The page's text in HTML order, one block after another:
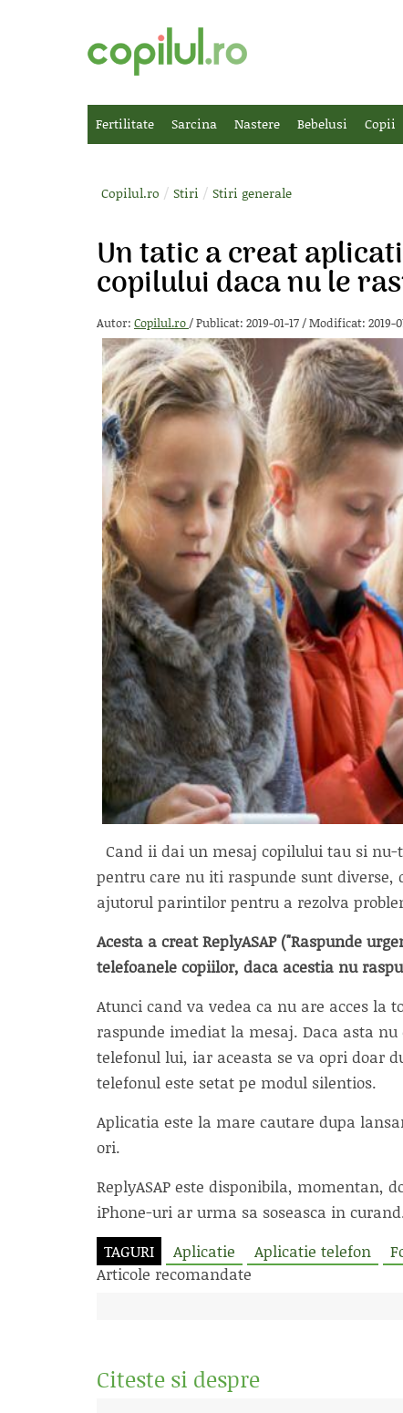
Fertilitate Sarcina Nastere Bebelusi Copii
Copilul.ro / Stiri / Stiri generale
Un tatic a creat
copilului daca nu le
Autor: Copilul.ro/Publicat: 2019-01-17/Modificat: 2019-
Cand ii dai un mesaj copilului tau si
pentru care nu iti raspunde sunt
ajutorul parintilor pentru a rezolva
Acesta a creat ReplyASAP ("Raspunde
telefoanele copiilor, daca acestia nu
Atunci cand va vedea ca nu are acces
raspunde imediat la mesaj. Daca asta
telefonul lui, iar aceasta se va opri doar
telefonul este setat pe modul silentios.
Aplicatia este la mare cautare dupa
ori.
ReplyASAP este disponibila, momentan,
iPhone-uri ar urma sa soseasca in
TAGURI
Aplicatie Aplicatie telefon
Articole recomandate
Citeste si despre